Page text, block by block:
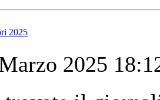
2025
2025